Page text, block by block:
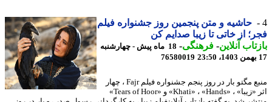
حاشیه و متن پنجمین روز جشنواره فیلم
از خاتی تا زیبا صدایم کن
آنلاین-فرهنگی-
18 ماه پیش - چهارشنبه
76580019
منبع مگتو بار در روز پنجم جشنواره فیلم Fajr ، چهار
اثر «زیبا» ، «Khati» ، «Hands» و «Tears of Hoor»